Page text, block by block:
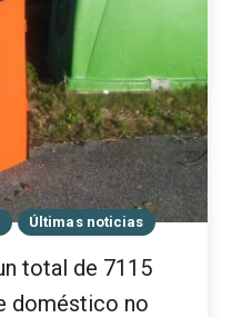
Últimas noticias
total de 7115
doméstico no